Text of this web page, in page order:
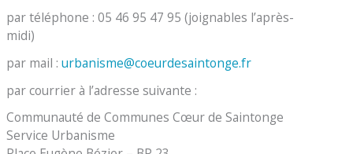
par téléphone : 05 46 95 47 95 (joignables l’après-
midi)
par mail :urbanisme@coeurdesaintonge.fr
par courrier à l’adresse suivante :
Communauté de Communes Cœur de Saintonge
Service Urbanisme